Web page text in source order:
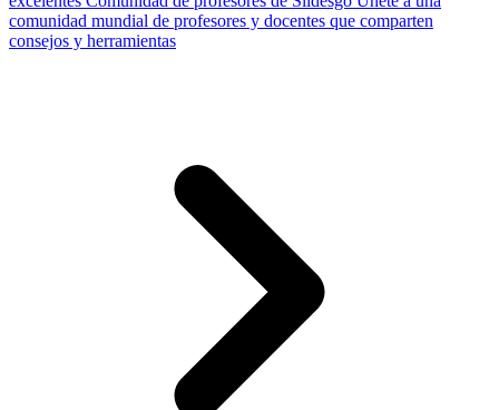
comunidad mundial de profesores y docentes que comparten
consejos y herramientas